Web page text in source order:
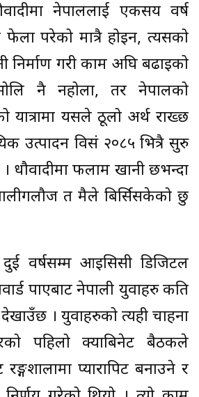
नेपाललाई एकसय वर्ष
परेको मात्रै होइन, त्यसको
निर्माण गरी काम अघि बढाइको
नै नहोला, तर नेपालको
यात्रामा यसले ठूलो अर्थ राख्छ
उत्पादन विसं २०८५ भित्रै सुरु
धौवादीमा फलाम खानी छभन्दा
त मैले बिर्सिसकेको छु
वर्षसम्म आइसिसी डिजिटल
पाएबाट नेपाली युवाहरु कति
देखाउँछ । युवाहरुको त्यही चाहना
पहिलो क्याबिनेट बैठकले
रङ्गशालामा प्यारापिट बनाउने र